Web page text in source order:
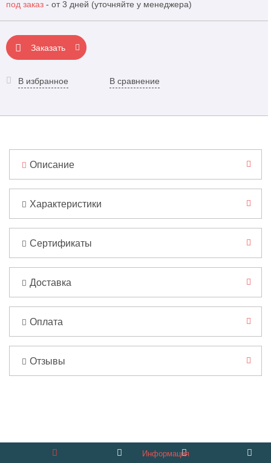
под заказ - от 3 дней (уточняйте у менеджера)
Заказать
В избранное В сравнение
Описание
Характеристики
Сертификаты
Доставка
Оплата
Отзывы
Информация